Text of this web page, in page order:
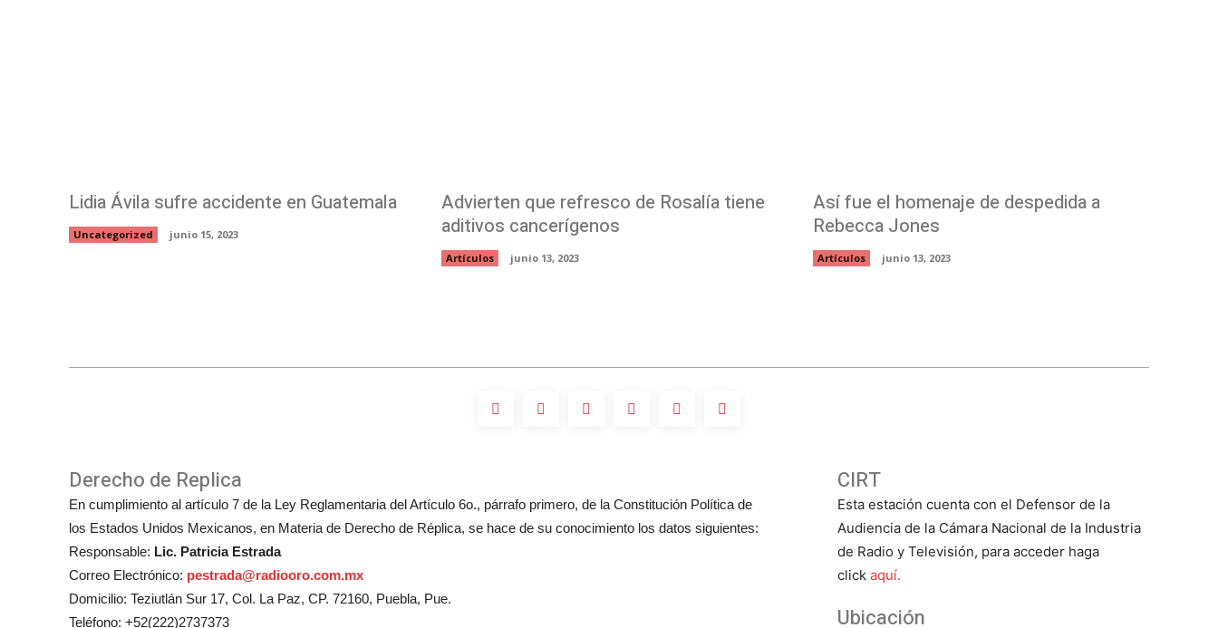
Lidia Ávila sufre accidente en Guatemala
Uncategorized junio 15, 2023
Advierten que refresco de Rosalía tiene
aditivos cancerígenos
Artículos junio 13, 2023
Así fue el homenaje de despedida a
Rebecca Jones
Artículos junio 13, 2023
Derecho de Replica
En cumplimiento al artículo 7 de la Ley Reglamentaria del Artículo 6o., párrafo primero, de la Constitución Política de
los Estados Unidos Mexicanos, en Materia de Derecho de Réplica, se hace de su conocimiento los datos siguientes:
Responsable: Lic. Patricia Estrada
Correo Electrónico: pestrada@radiooro.com.mx
Domicilio: Teziutlán Sur 17, Col. La Paz, CP. 72160, Puebla, Pue.
Teléfono: +52(222)2737373
CIRT
Esta estación cuenta con el Defensor de la
Audiencia de la Cámara Nacional de la Industria
de Radio y Televisión, para acceder haga
click aquí.
Ubicación